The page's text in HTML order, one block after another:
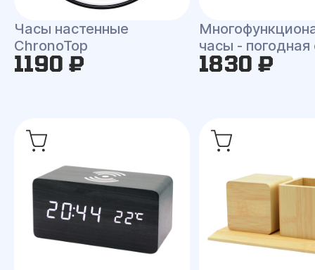
Часы настенные
ChronoTop
1190 ₽
часы - погодная
1830 ₽